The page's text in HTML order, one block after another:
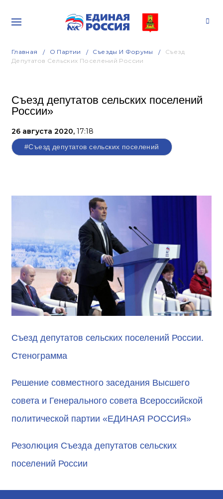
Главная О Партии Съезды И Форумы
Съезд
Депутатов Сельских Поселений России
Съезд депутатов сельских поселений
России»
26 августа 2020, 17:18
#Съезд депутатов сельских поселений
Съезд депутатов сельских поселений России.
Стенограмма
Решение совместного заседания Высшего
совета и Генерального совета Всероссийской
политической партии «ЕДИНАЯ РОССИЯ»
Резолюция Съезда депутатов сельских
поселений России